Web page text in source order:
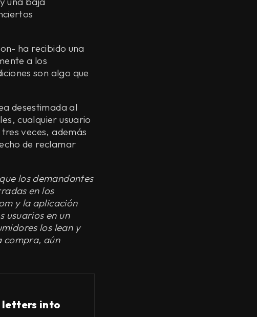
ha recibido una
a los
son algo que
desestimada al
cualquier usuario
veces, además
de reclamar
los demandantes
en los
y la aplicación
usuarios en un
los lean y
compra, aún
letters into